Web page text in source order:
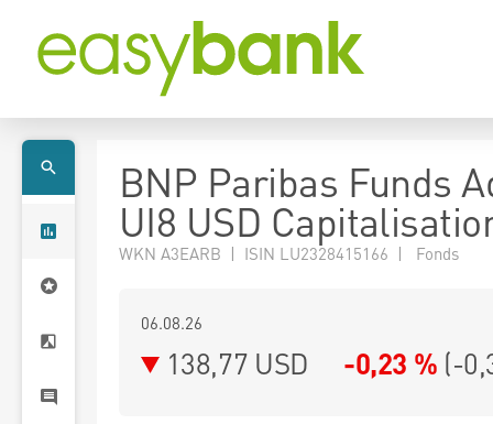
BNP Paribas Funds
UI8 USD
WKN A3EARB | ISIN LU2328415166 | Fonds
06.08.26
138,77 USD -0,23 % (-